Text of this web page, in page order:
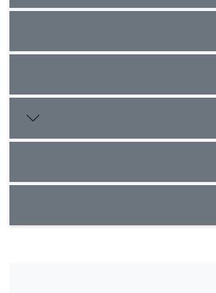
2,4-D با غلظت 1 میلی‌گرم در لیتر با میانگین 333/33 درصد
BAPو 2,4-D در محیط کشت MSباعث القای کالوس در کشت